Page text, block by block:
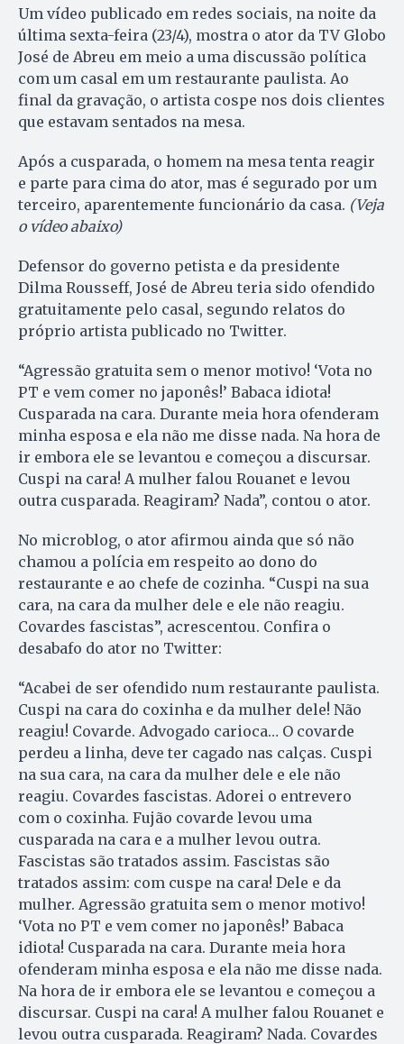
Um vídeo publicado em redes sociais, na noite da
última sexta-feira (23/4), mostra o ator da TV Globo
José de Abreu em meio a uma discussão política
com um casal em um restaurante paulista. Ao
final da gravação, o artista cospe nos dois clientes
que estavam sentados na mesa.
Após a cusparada, o homem na mesa tenta reagir
e parte para cima do ator, mas é segurado por um
terceiro, aparentemente funcionário da casa. (Veja
o vídeo abaixo)
Defensor do governo petista e da presidente
Dilma Rousseff, José de Abreu teria sido ofendido
gratuitamente pelo casal, segundo relatos do
próprio artista publicado no Twitter.
“Agressão gratuita sem o menor motivo! ‘Vota no
PT e vem comer no japonês!’ Babaca idiota!
Cusparada na cara. Durante meia hora ofenderam
minha esposa e ela não me disse nada. Na hora de
ir embora ele se levantou e começou a discursar.
Cuspi na cara! A mulher falou Rouanet e levou
outra cusparada. Reagiram? Nada”, contou o ator.
No microblog, o ator afirmou ainda que só não
chamou a polícia em respeito ao dono do
restaurante e ao chefe de cozinha. “Cuspi na sua
cara, na cara da mulher dele e ele não reagiu.
Covardes fascistas”, acrescentou. Confira o
desabafo do ator no Twitter:
“Acabei de ser ofendido num restaurante paulista.
Cuspi na cara do coxinha e da mulher dele! Não
reagiu! Covarde. Advogado carioca… O covarde
perdeu a linha, deve ter cagado nas calças. Cuspi
na sua cara, na cara da mulher dele e ele não
reagiu. Covardes fascistas. Adorei o entrevero
com o coxinha. Fujão covarde levou uma
cusparada na cara e a mulher levou outra.
Fascistas são tratados assim. Fascistas são
tratados assim: com cuspe na cara! Dele e da
mulher. Agressão gratuita sem o menor motivo!
‘Vota no PT e vem comer no japonês!’ Babaca
idiota! Cusparada na cara. Durante meia hora
ofenderam minha esposa e ela não me disse nada.
Na hora de ir embora ele se levantou e começou a
discursar. Cuspi na cara! A mulher falou Rouanet e
levou outra cusparada. Reagiram? Nada. Covardes